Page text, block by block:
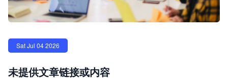
Sat Jul 04 2026
未提供文章链接或内容